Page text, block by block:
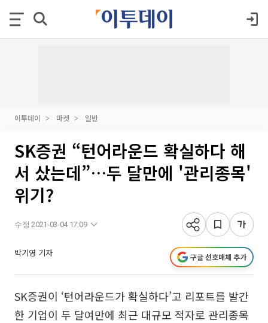
이투데이 마켓 일반
SK증권 “턴어라운드 확실하다 해
서 샀는데”…두 달만에 '관리종목'
위기?
수정 2021-03-04 17:09
박기영 기자 구글 선호매체 추가
SK증권이 ‘턴어라운드가 확실하다’고 리포트를 발간
한 기업이 두 달여만에 최근 대규모 적자로 관리종목